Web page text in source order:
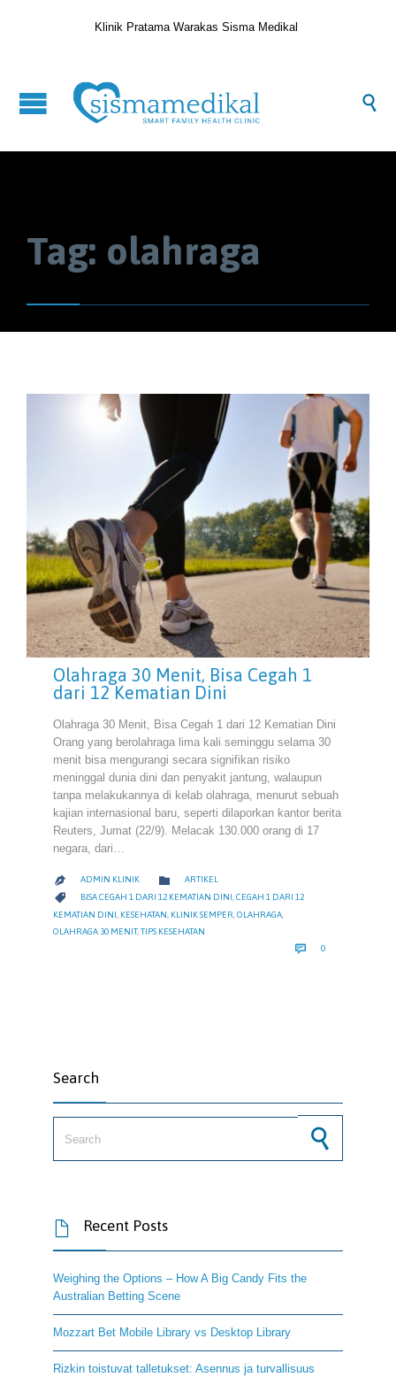
Klinik Pratama Warakas Sisma Medikal

Tag: olahraga
Olahraga 30 Menit, Bisa Cegah 1
dari 12 Kematian Dini
Olahraga 30 Menit, Bisa Cegah 1 dari 12 Kematian Dini
Orang yang berolahraga lima kali seminggu selama 30
menit bisa mengurangi secara signifikan risiko
meninggal dunia dini dan penyakit jantung, walaupun
tanpa melakukannya di kelab olahraga, menurut sebuah
kajian internasional baru, seperti dilaporkan kantor berita
Reuters, Jumat (22/9). Melacak 130.000 orang di 17
negara, dari…
 ADMIN KLINIK  CATEGORY
ARTIKEL
 CATEGORY
BISA CEGAH 1 DARI 12 KEMATIAN DINI ,CEGAH 1 DARI 12
KEMATIAN DINI KESEHATAN KLINIK SEMPER OLAHRAGA
OLAHRAGA 30 MENIT, TIPS KESEHATAN
 0
Search
 Recent Posts
Weighing the Options – How A Big Candy Fits the
Australian Betting Scene
Mozzart Bet Mobile Library vs Desktop Library
Rizkin toistuvat talletukset: Asennus ja turvallisuus